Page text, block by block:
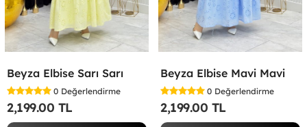
Beyza Elbise Sarı Sarı
0 Değerlendirme
2,199.00 TL
Beyza Elbise Mavi Mavi
0 Değerlendirme
2,199.00 TL